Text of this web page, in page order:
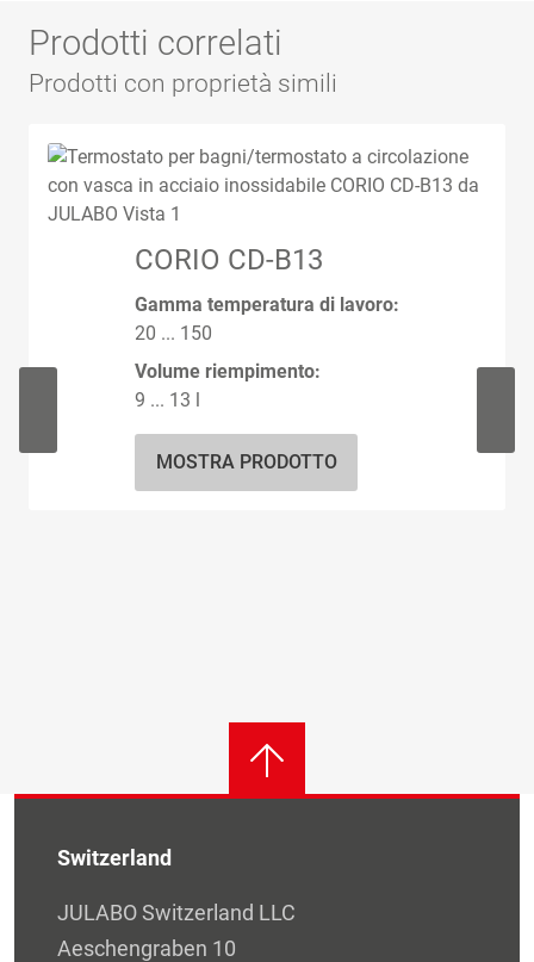
Prodotti correlati
Prodotti con proprietà simili
CORIO CD-B13
Gamma temperatura di lavoro:
20 ... 150
Volume riempimento:
9 ... 13 l
MOSTRA PRODOTTO
Switzerland
JULABO Switzerland LLC
Aeschengraben 10